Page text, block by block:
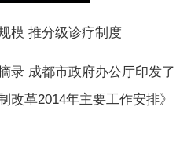
模 推分级诊疗制度
录 成都市政府办公厅印发了
改革2014年主要工作安排》